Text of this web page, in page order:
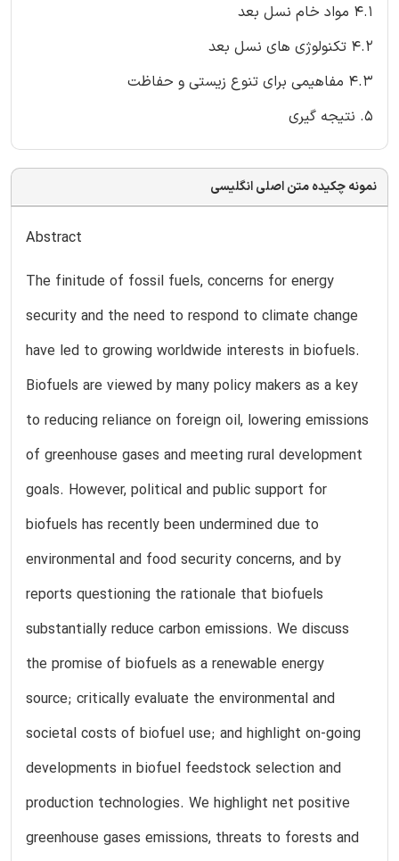
4.1 مواد خام نسل بعد
4.2 تکنولوژی های نسل بعد
4.3 مفاهیمی برای تنوع زیستی و حفاظت
5. نتیجه گیری
نمونه چکیده متن اصلی انگلیسی
Abstract
The finitude of fossil fuels, concerns for energy
security and the need to respond to climate change
have led to growing worldwide interests in biofuels.
Biofuels are viewed by many policy makers as a key
to reducing reliance on foreign oil, lowering emissions
of greenhouse gases and meeting rural development
goals. However, political and public support for
biofuels has recently been undermined due to
environmental and food security concerns, and by
reports questioning the rationale that biofuels
substantially reduce carbon emissions. We discuss
the promise of biofuels as a renewable energy
source; critically evaluate the environmental and
societal costs of biofuel use; and highlight on-going
developments in biofuel feedstock selection and
production technologies. We highlight net positive
greenhouse gases emissions, threats to forests and